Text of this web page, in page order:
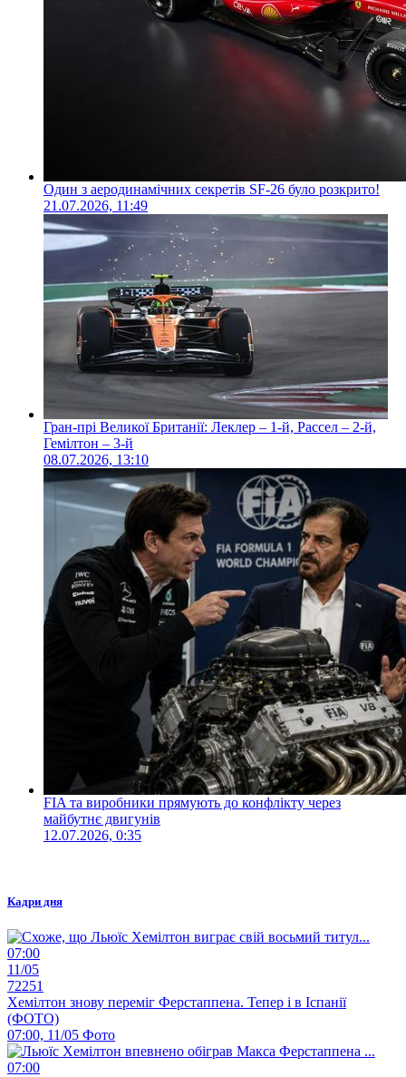
Один з аеродинамічних секретів SF-26 було розкрито!
21.07.2026, 11:49
Гран-прі Великої Британії: Леклер – 1-й, Рассел – 2-й,
Гемілтон – 3-й
08.07.2026, 13:10
FIA та виробники прямують до конфлікту через
майбутнє двигунів
12.07.2026, 0:35
Кадри дня
07:00
11/05
72251
Хемілтон знову переміг Ферстаппена. Тепер і в Іспанії
(ФОТО)
07:00, 11/05 Фото
07:00